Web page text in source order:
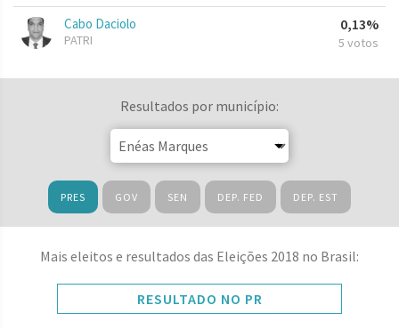
Cabo Daciolo
PATRI
0,13%
5 votos
Resultados por município:
PRES GOV SEN DEP. FED DEP. EST
Mais eleitos e resultados das Eleições 2018 no Brasil:
RESULTADO NO PR